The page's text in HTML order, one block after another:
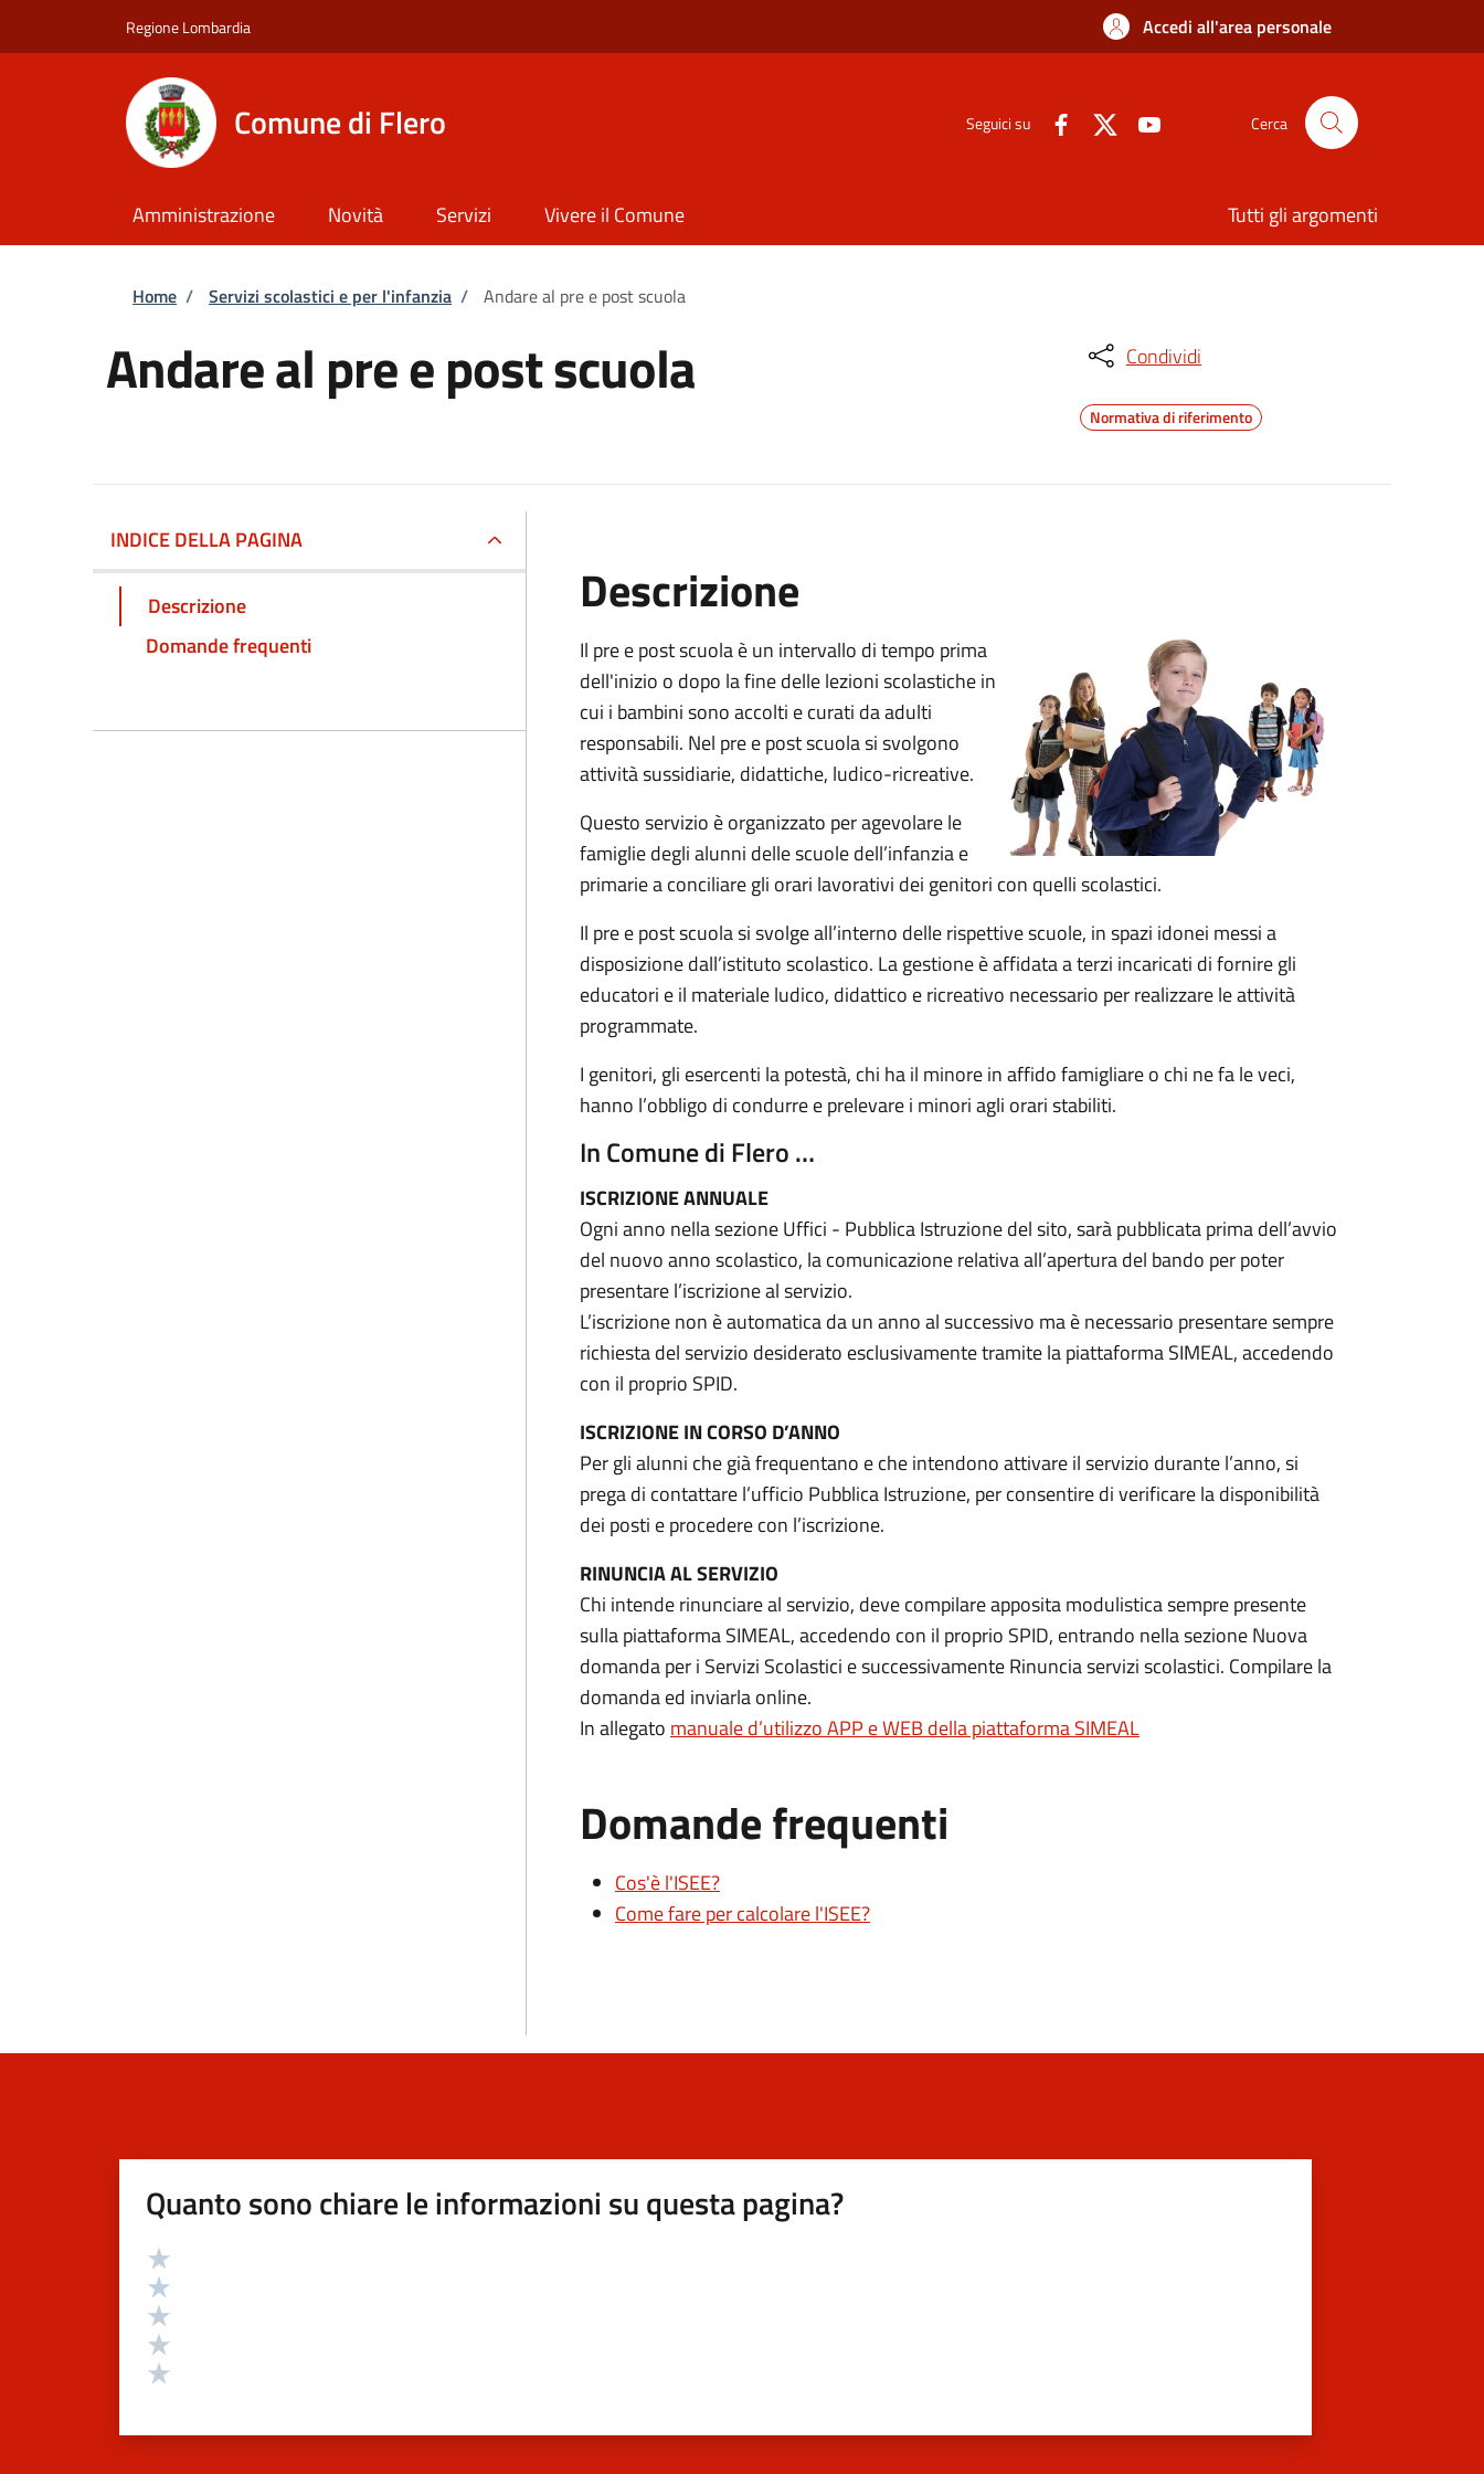
Regione Lombardia Accedi all'area personale
Comune di Flero Seguici su Cerca
Amministrazione Novità Servizi Vivere il Comune Tutti gli argomenti
Briciole di pane
Home / Servizi scolastici e per l'infanzia / Andare al pre e post scuola
Andare al pre e post scuola Condividi
Normativa di riferimento
INDICE DELLA PAGINA
Descrizione
Domande frequenti
Descrizione
Il pre e post scuola è un intervallo di tempo prima
dell'inizio o dopo la fine delle lezioni scolastiche in
cui i bambini sono accolti e curati da adulti
responsabili. Nel pre e post scuola si svolgono
attività sussidiarie, didattiche, ludico-ricreative.
Questo servizio è organizzato per agevolare le
famiglie degli alunni delle scuole dell’infanzia e
primarie a conciliare gli orari lavorativi dei genitori con quelli scolastici.
Il pre e post scuola si svolge all’interno delle rispettive scuole, in spazi idonei messi a
disposizione dall’istituto scolastico. La gestione è affidata a terzi incaricati di fornire gli
educatori e il materiale ludico, didattico e ricreativo necessario per realizzare le attività
programmate.
I genitori, gli esercenti la potestà, chi ha il minore in affido famigliare o chi ne fa le veci,
hanno l’obbligo di condurre e prelevare i minori agli orari stabiliti.
In Comune di Flero …
ISCRIZIONE ANNUALE
Ogni anno nella sezione Uffici - Pubblica Istruzione del sito, sarà pubblicata prima dell’avvio
del nuovo anno scolastico, la comunicazione relativa all’apertura del bando per poter
presentare l’iscrizione al servizio.
L’iscrizione non è automatica da un anno al successivo ma è necessario presentare sempre
richiesta del servizio desiderato esclusivamente tramite la piattaforma SIMEAL, accedendo
con il proprio SPID.
ISCRIZIONE IN CORSO D’ANNO
Per gli alunni che già frequentano e che intendono attivare il servizio durante l’anno, si
prega di contattare l’ufficio Pubblica Istruzione, per consentire di verificare la disponibilità
dei posti e procedere con l’iscrizione.
RINUNCIA AL SERVIZIO
Chi intende rinunciare al servizio, deve compilare apposita modulistica sempre presente
sulla piattaforma SIMEAL, accedendo con il proprio SPID, entrando nella sezione Nuova
domanda per i Servizi Scolastici e successivamente Rinuncia servizi scolastici. Compilare la
domanda ed inviarla online.
In allegato manuale d’utilizzo APP e WEB della piattaforma SIMEAL
Domande frequenti
Cos'è l'ISEE?
Come fare per calcolare l'ISEE?
Quanto sono chiare le informazioni su questa pagina?
Valutazione